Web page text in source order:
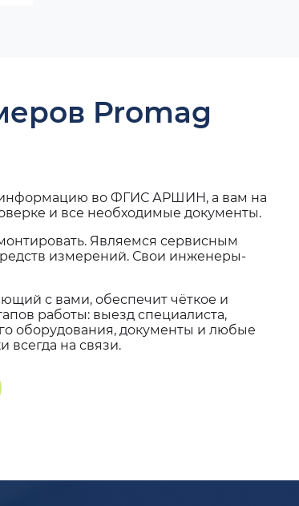
Promag
информацию во ФГИС АРШИН, а вам на
и все необходимые документы.
Являемся сервисным
измерений. Свои инженеры-
с вами, обеспечит чёткое и
работы: выезд специалиста,
оборудования, документы и любые
всегда на связи.